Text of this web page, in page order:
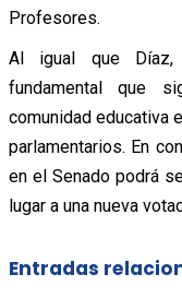
Profesores.
Al igual que Díaz,
fundamental que
comunidad educativa
parlamentarios. En
en el Senado podrá
lugar a una nueva
Entradas